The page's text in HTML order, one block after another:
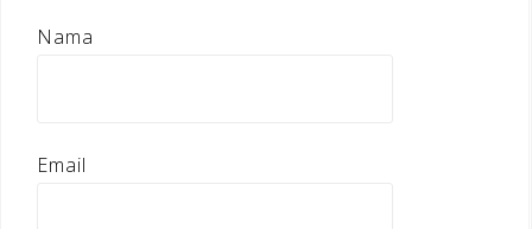
Nama
Email